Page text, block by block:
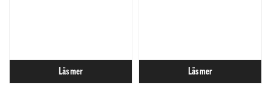
Läs mer Läs mer